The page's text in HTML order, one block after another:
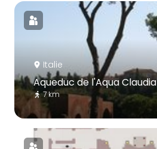
Italie
Aqueduc de l'Aqua Claudia
7 km